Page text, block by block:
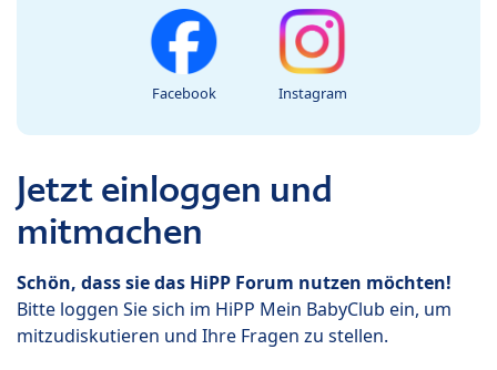
Facebook Instagram
Jetzt einloggen und
mitmachen
Schön, dass sie das HiPP Forum nutzen möchten!
Bitte loggen Sie sich im HiPP Mein BabyClub ein, um
mitzudiskutieren und Ihre Fragen zu stellen.